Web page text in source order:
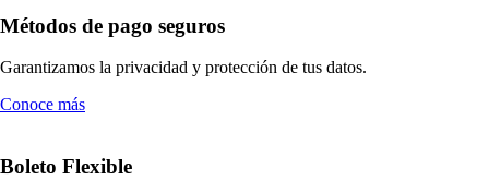
Métodos de pago seguros
Garantizamos la privacidad y protección de tus datos.
Conoce más
Boleto Flexible